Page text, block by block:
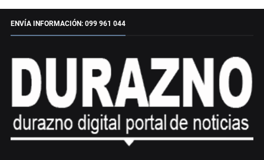
ENVÍA INFORMACIÓN: 099 961 044